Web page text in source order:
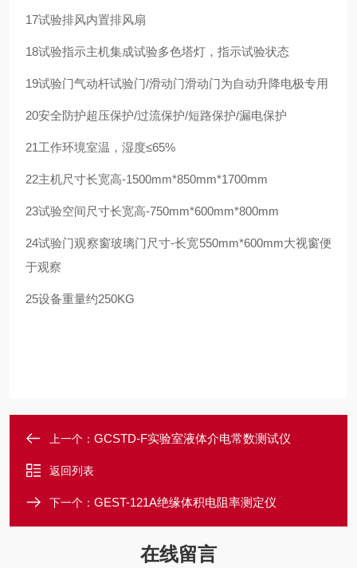
17试验排风内置排风扇
18试验指示主机集成试验多色塔灯，指示试验状态
19试验门气动杆试验门/滑动门滑动门为自动升降电极专用
20安全防护超压保护/过流保护/短路保护/漏电保护
21工作环境室温，湿度≤65%
22主机尺寸长宽高-1500mm*850mm*1700mm
23试验空间尺寸长宽高-750mm*600mm*800mm
24试验门观察窗玻璃门尺寸-长宽550mm*600mm大视窗便
于观察
25设备重量约250KG
上一个： GCSTD-F实验室液体介电常数测试仪
返回列表
下一个： GEST-121A绝缘体积电阻率测定仪
在线留言